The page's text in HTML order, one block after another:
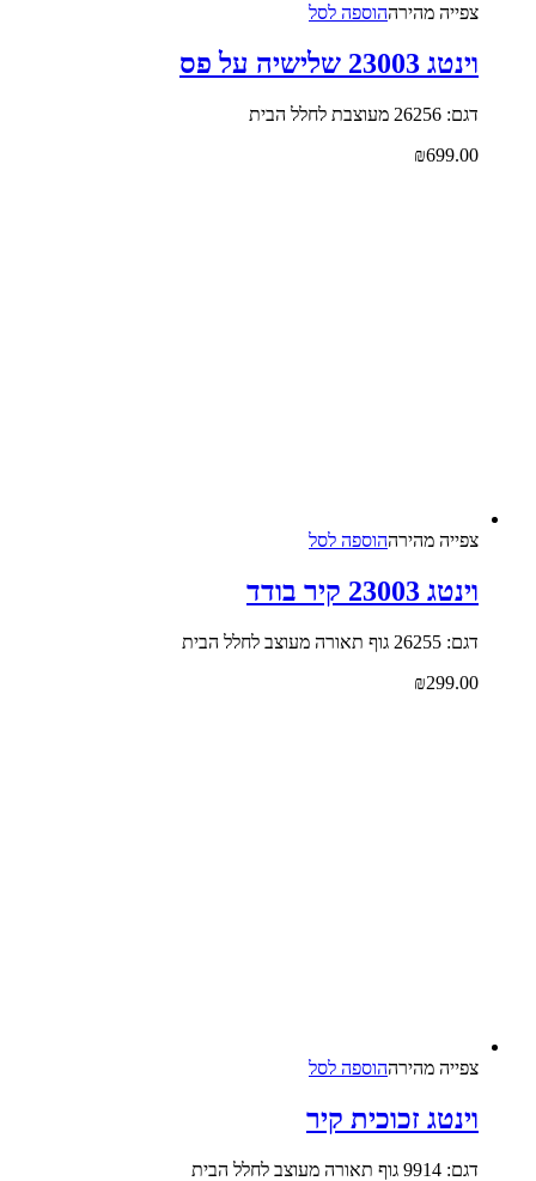
צפייה‬ ‫מהירה‬הוספה לסל
וינטג 23003 שלישיה על פס
דגם: 26256 מעוצבת לחלל הבית
₪699.00
צפייה‬ ‫מהירה‬הוספה לסל
וינטג 23003 קיר בודד
דגם: 26255 גוף תאורה מעוצב לחלל הבית
₪299.00
צפייה‬ ‫מהירה‬הוספה לסל
וינטג זכוכית קיר
דגם: 9914 גוף תאורה מעוצב לחלל הבית